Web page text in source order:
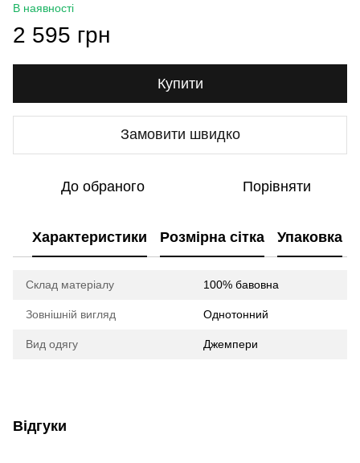
В наявності
2 595 грн
Купити
Замовити швидко
До обраного Порівняти
Характеристики Розмірна сітка Упаковка
Склад матеріалу 100% бавовна
Зовнішній вигляд Однотонний
Вид одягу Джемпери
Відгуки